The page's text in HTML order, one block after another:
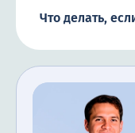
Что делать,